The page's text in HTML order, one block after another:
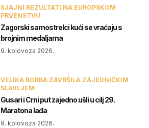
SJAJNI REZULTATI NA EUROPSKOM
PRVENSTVU
Zagorski samostrelci kući se vraćaju s
brojnim medaljama
9. kolovoza 2026.
VELIKA BORBA ZAVRŠILA ZAJEDNIČKIM
SLAVLJEM
Gusari i Crni put zajedno ušli u cilj 29.
Maratona lađa
9. kolovoza 2026.